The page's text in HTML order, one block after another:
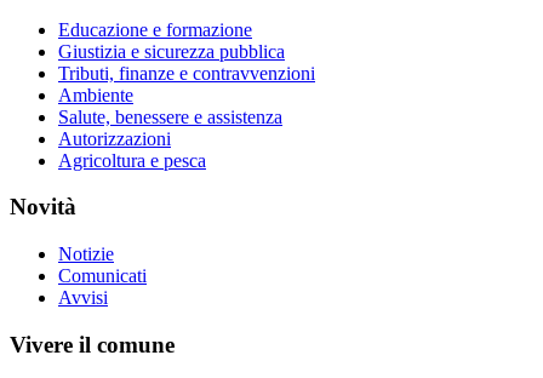
Educazione e formazione
Giustizia e sicurezza pubblica
Tributi, finanze e contravvenzioni
Ambiente
Salute, benessere e assistenza
Autorizzazioni
Agricoltura e pesca
Novità
Notizie
Comunicati
Avvisi
Vivere il comune